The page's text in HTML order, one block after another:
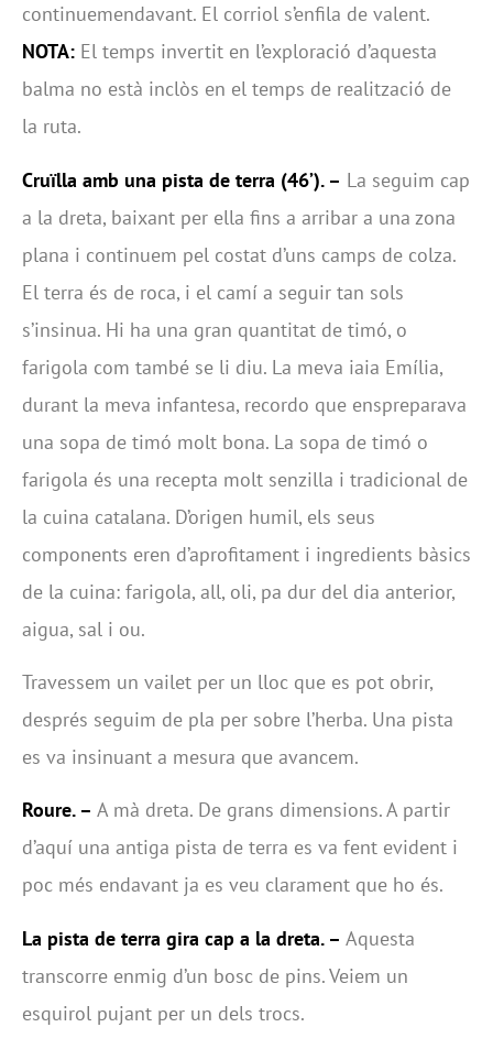
continuemendavant. El corriol s’enfila de valent.
NOTA: El temps invertit en l’exploració d’aquesta
balma no està inclòs en el temps de realització de
la ruta.
Cruïlla amb una pista de terra (46’). – La seguim cap
a la dreta, baixant per ella fins a arribar a una zona
plana i continuem pel costat d’uns camps de colza.
El terra és de roca, i el camí a seguir tan sols
s’insinua. Hi ha una gran quantitat de timó, o
farigola com també se li diu. La meva iaia Emília,
durant la meva infantesa, recordo que enspreparava
una sopa de timó molt bona. La sopa de timó o
farigola és una recepta molt senzilla i tradicional de
la cuina catalana. D’origen humil, els seus
components eren d’aprofitament i ingredients bàsics
de la cuina: farigola, all, oli, pa dur del dia anterior,
aigua, sal i ou.
Travessem un vailet per un lloc que es pot obrir,
després seguim de pla per sobre l’herba. Una pista
es va insinuant a mesura que avancem.
Roure. – A mà dreta. De grans dimensions. A partir
d’aquí una antiga pista de terra es va fent evident i
poc més endavant ja es veu clarament que ho és.
La pista de terra gira cap a la dreta. – Aquesta
transcorre enmig d’un bosc de pins. Veiem un
esquirol pujant per un dels trocs.